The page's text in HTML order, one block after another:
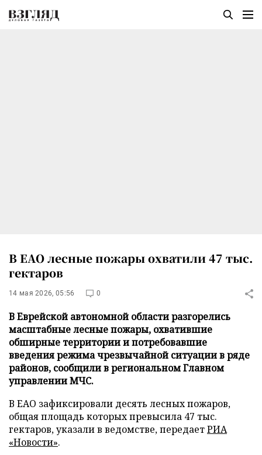
В ЕАО лесные пожары охватили 47 тыс.
гектаров
14 мая 2026, 05:56 0
В Еврейской автономной области разгорелись
масштабные лесные пожары, охватившие
обширные территории и потребовавшие
введения режима чрезвычайной ситуации в ряде
районов, сообщили в региональном Главном
управлении МЧС.
В ЕАО зафиксировали десять лесных пожаров,
общая площадь которых превысила 47 тыс.
гектаров, указали в ведомстве, передаетРИА
«Новости».